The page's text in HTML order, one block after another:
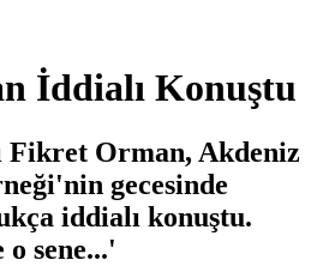
İddialı Konuştu
Fikret Orman, Akdeniz
gecesinde
iddialı konuştu.
sene...'